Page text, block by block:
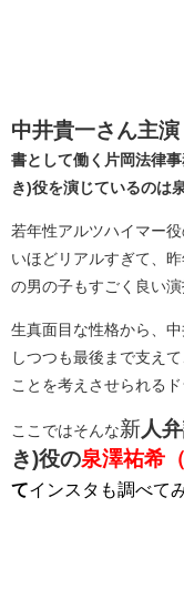
中井貴一さん主演
書として働く片岡法律
き)役を演じているのは
若年性アルツハイマー
いほどリアルすぎて、
の男の子もすごく良い
生真面目な性格から、
しつつも最後まで支え
ことを考えさせられる
ここではそんな新 人
き)役の泉澤祐希
てインスタも調べて